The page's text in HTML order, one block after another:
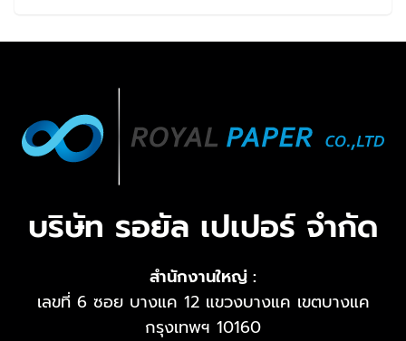
บริษัท รอยัล เปเปอร์ จำกัด
สำนักงานใหญ่ :
เลขที่ 6 ซอย บางแค 12 แขวงบางแค เขตบางแค
กรุงเทพฯ 10160